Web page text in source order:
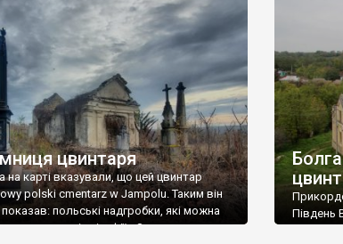
у Голубечому ціла колекція
хрестів. Село відносно невелике, […]
цвинтаря
на карті вказували, що цей цвинтар
polski cmentarz w Jampolu. Таким він
показав: польські надгробки, які можна
польські епітафії… Загалом цвинтар
Південь